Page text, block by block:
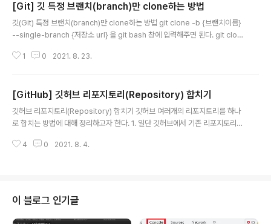
[Git] 깃 특정 브랜치(branch)만 clone하는 방법
깃(Git) 특정 브랜치(branch)만 clone하는 방법 git clone -b {브랜치이름}
--single-branch {저장소 url} 을 git bash 창에 입력해주면 된다. git clon
b release --single-branch https://github.com/CodeDiary18/Test
one하는 것이 가능하다. 특히 브랜치가 많은 경우 이 방법을 사용할 수 있다. gi
t clone -b ..
1 0 2021. 8. 23.
[GitHub] 깃허브 리포지토리(Repository) 합치기
깃허브 리포지토리(Repository) 합치기 깃허브 여러개의 리포지토리를 하나
로 합치는 방법에 대해 정리하고자 한다. 1. 일단 깃허브에서 기존 리포지토리들
를 git clone 명령어를 통해 로컬에 clone한다. 3. clone한 폴더로 이동한 뒤
git push를 해준다. https://hanco.tistory.com/9 깃허브 리포지토리(Re..
4 0 2021. 8. 4.
이 블로그 인기글